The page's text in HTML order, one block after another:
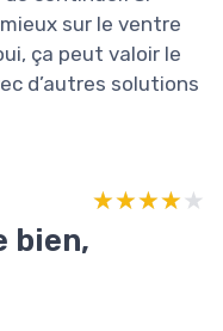
sur le ventre
ça peut valoir le
d’autres solutions
bien,
★★★★★
★★★★★